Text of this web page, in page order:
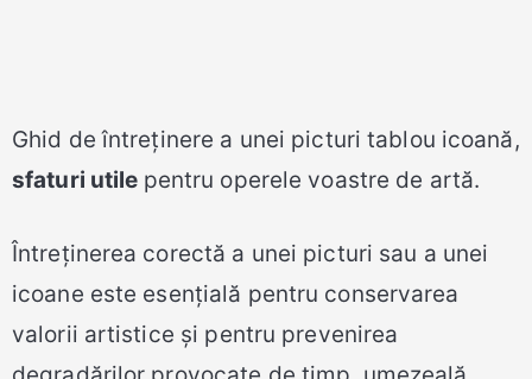
Ghid de întreținere a unei picturi tablou icoană,
sfaturi utile pentru operele voastre de artă.
Întreținerea corectă a unei picturi sau a unei
icoane este esențială pentru conservarea
valorii artistice și pentru prevenirea